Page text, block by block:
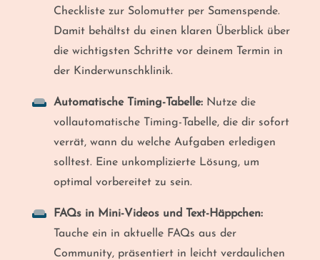
Checkliste zur Solomutter per Samenspende.
Damit behältst du einen klaren Überblick über
die wichtigsten Schritte vor deinem Termin in
der Kinderwunschklinik.
Automatische Timing-Tabelle: Nutze die
vollautomatische Timing-Tabelle, die dir sofort
verrät, wann du welche Aufgaben erledigen
solltest. Eine unkomplizierte Lösung, um
optimal vorbereitet zu sein.
FAQs in Mini-Videos und Text-Häppchen:
Tauche ein in aktuelle FAQs aus der
Community, präsentiert in leicht verdaulichen